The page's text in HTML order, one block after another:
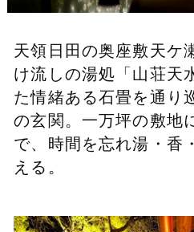
天領日田の奥座敷天ケ
け流しの湯処「山荘天
た情緒ある石畳を通り
の玄関。 一万坪の敷地
で、時間を忘れ湯・香
える。